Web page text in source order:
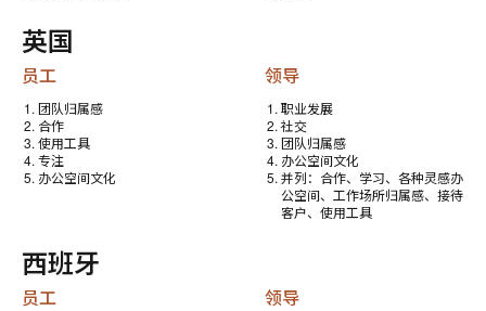
英国
员工
团队归属感
合作
使用工具
专注
办公空间文化
领导
职业发展
社交
团队归属感
办公空间文化
并列：合作、学习、各种灵感办
公空间、工作场所归属感、接待
客户、使用工具
西班牙
员工 领导